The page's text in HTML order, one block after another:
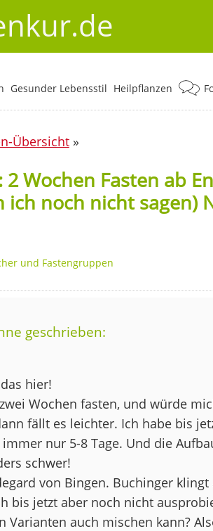
Gesunder Lebensstil Heilpflanzen
Übersicht»
Wochen Fasten ab
ich noch nicht sagen)
und Fastengruppen
geschrieben:
hier!
Wochen fasten, und würde
fällt es leichter. Ich habe bis
immer nur 5-8 Tage. Und die
schwer!
von Bingen. Buchinger klingt
bis jetzt aber noch nicht
Varianten auch mischen kann?